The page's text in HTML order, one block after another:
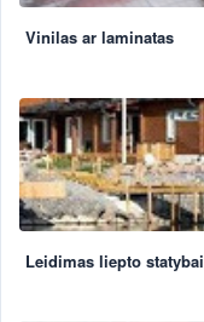
Vinilas ar laminatas
Leidimas liepto statybai